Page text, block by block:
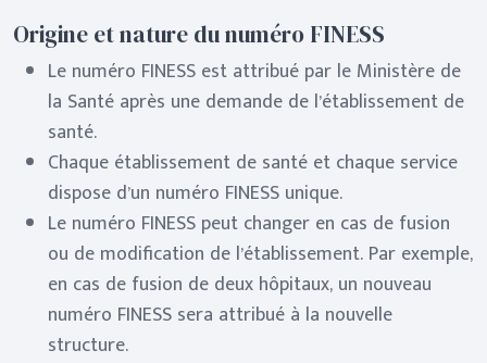
Origine et nature du numéro FINESS
Le numéro FINESS est attribué par le Ministère de
la Santé après une demande de l’établissement de
santé.
Chaque établissement de santé et chaque service
dispose d’un numéro FINESS unique.
Le numéro FINESS peut changer en cas de fusion
ou de modification de l’établissement. Par exemple,
en cas de fusion de deux hôpitaux, un nouveau
numéro FINESS sera attribué à la nouvelle
structure.